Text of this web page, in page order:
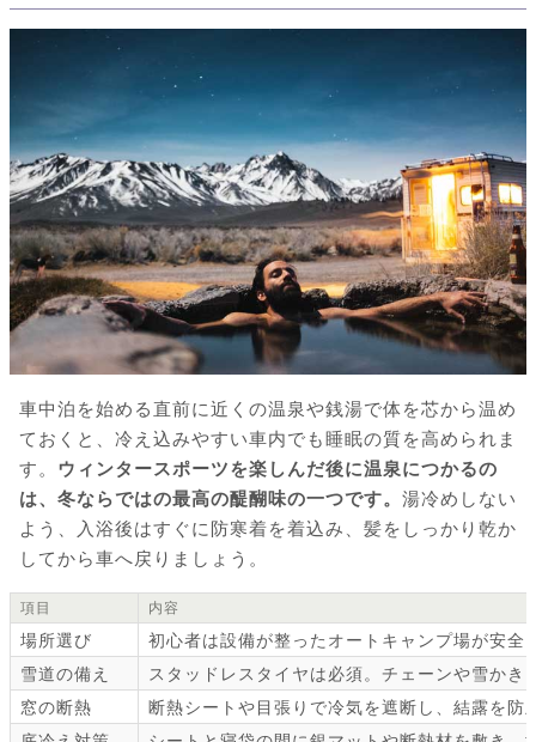
車中泊を始める直前に近くの温泉や銭湯で体を芯から温め
ておくと、冷え込みやすい車内でも睡眠の質を高められま
す。 ウィンタースポーツを楽しんだ後に温泉につかるの
は、冬ならではの最高の醍醐味の一つです。 湯冷めしない
よう、入浴後はすぐに防寒着を着込み、髪をしっかり乾か
してから車へ戻りましょう。
項目 内容
場所選び
初心者は設備が整ったオートキャンプ場が安
雪道の備え
スタッドレスタイヤは必須。チェーンや雪か
窓の断熱
断熱シートや目張りで冷気を遮断し、結露を